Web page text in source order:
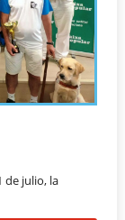
de julio, la